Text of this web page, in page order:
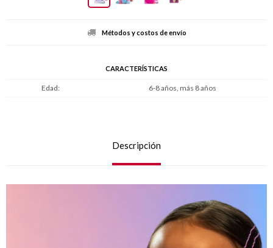
Métodos y costos de envío
CARACTERÍSTICAS
Edad 6-8 años, más 8 años
Descripción